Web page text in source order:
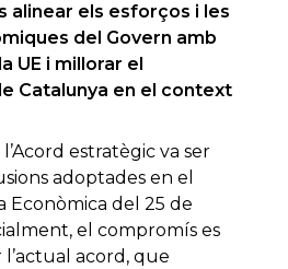
alinear els esforços i les
del Govern amb
UE i millorar el
Catalunya en el context
estratègic va ser
adoptades en el
Econòmica del 25 de
el compromís es
l’actual acord, que